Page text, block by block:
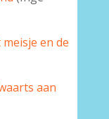
meisje en de
aan